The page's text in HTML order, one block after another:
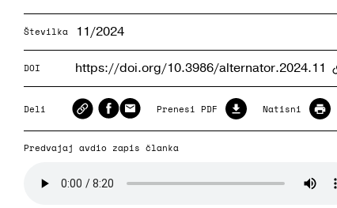
Številka 11/2024
DOI https://doi.org/10.3986/alternator.2024.11
Deli Prenesi PDF Natisni
Predvajaj avdio zapis članka